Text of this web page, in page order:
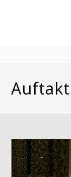
Auftakt